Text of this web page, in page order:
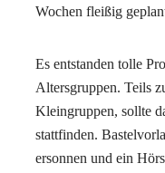
Wochen fleißig
Es entstanden tolle
Altersgruppen. Teils
Kleingruppen, sollte
stattfinden.
ersonnen und ein